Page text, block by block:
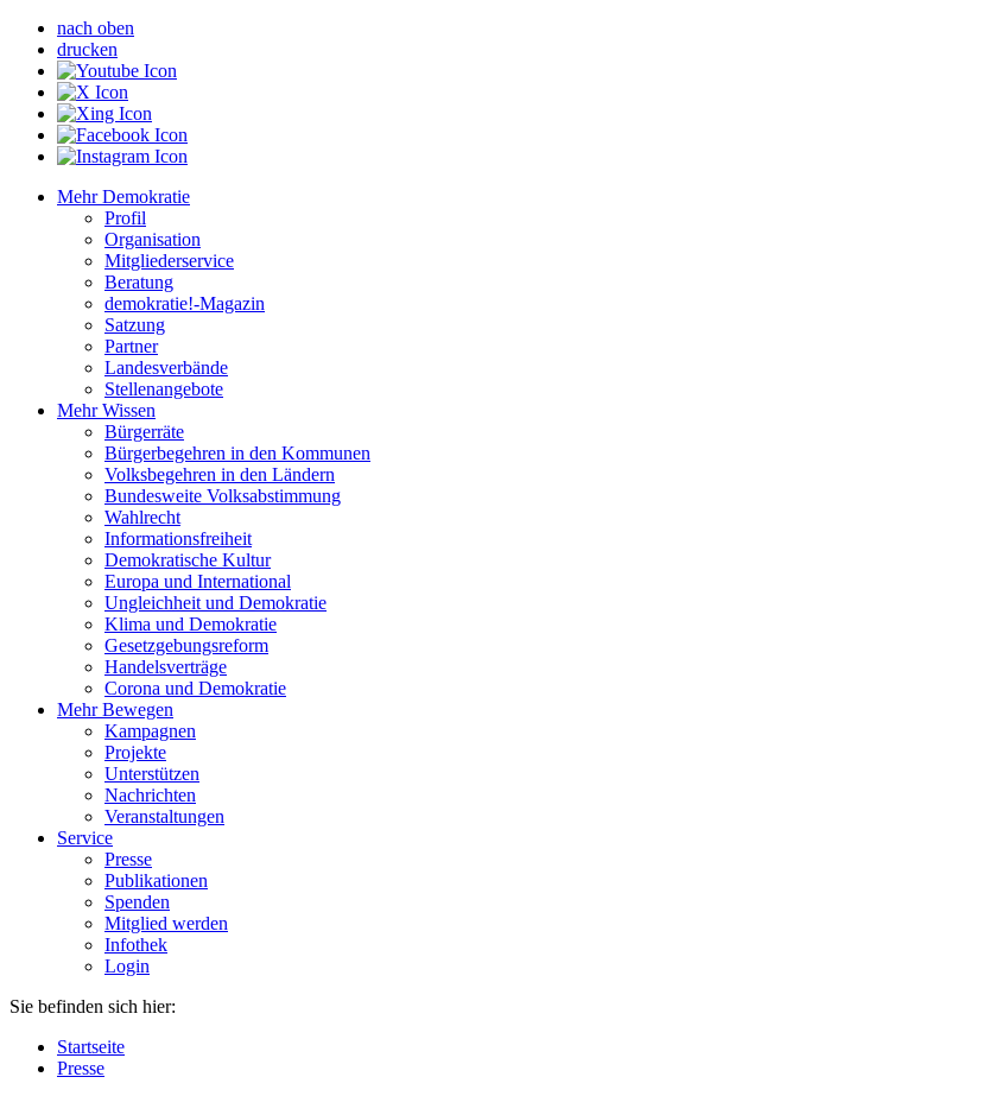
nach oben
drucken
Mehr Demokratie
Profil
Organisation
Mitgliederservice
Beratung
demokratie!-Magazin
Satzung
Partner
Landesverbände
Stellenangebote
Mehr Wissen
Bürgerräte
Bürgerbegehren in den Kommunen
Volksbegehren in den Ländern
Bundesweite Volksabstimmung
Wahlrecht
Informationsfreiheit
Demokratische Kultur
Europa und International
Ungleichheit und Demokratie
Klima und Demokratie
Gesetzgebungsreform
Handelsverträge
Corona und Demokratie
Mehr Bewegen
Kampagnen
Projekte
Unterstützen
Nachrichten
Veranstaltungen
Service
Presse
Publikationen
Spenden
Mitglied werden
Infothek
Login
Sie befinden sich hier:
Startseite
Presse